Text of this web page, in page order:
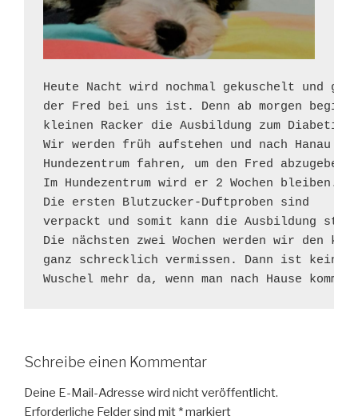
Heute Nacht wird nochmal gekuschelt und
der Fred bei uns ist. Denn ab morgen
kleinen Racker die Ausbildung zum
Wir werden früh aufstehen und nach Hanau
Hundezentrum fahren, um den Fred
Im Hundezentrum wird er 2 Wochen bleiben.
Die ersten Blutzucker-Duftproben sind
verpackt und somit kann die Ausbildung
Die nächsten zwei Wochen werden wir den
ganz schrecklich vermissen. Dann ist kein
Wuschel mehr da, wenn man nach Hause kommt.
Schreibe einen Kommentar
Deine E-Mail-Adresse wird nicht veröffentlicht.
Erforderliche Felder sind mit *markiert